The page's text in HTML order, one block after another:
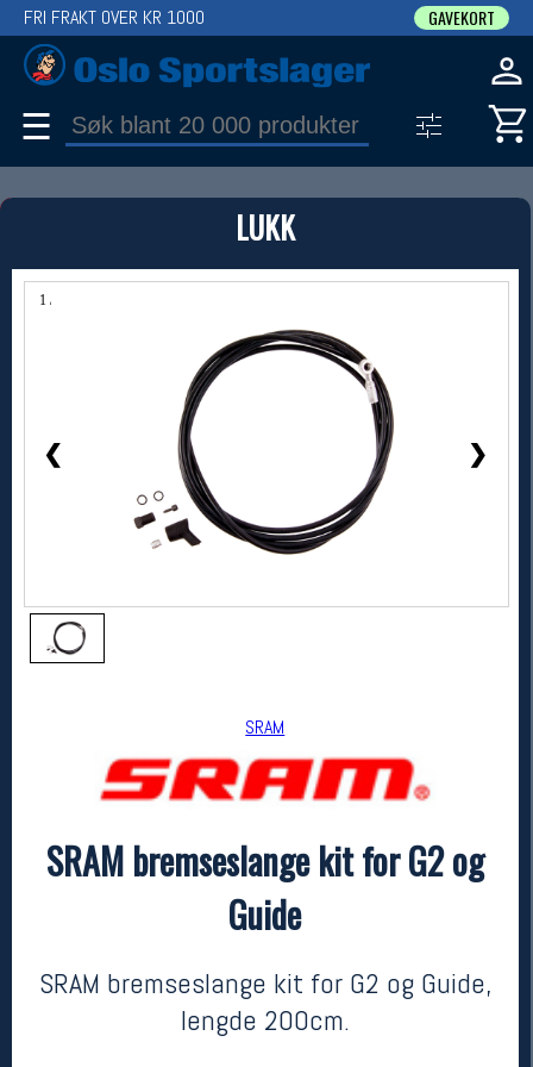
LUKK
1 / 1
❮ ❯
SRAM
SRAM bremseslange kit for G2 og
Guide
SRAM bremseslange kit for G2 og Guide,
lengde 200cm.
FRI FRAKT OVER KR 1000 GAVEKORT
☰
PRODUKT
Produkter (1)
Bruk filter til å spisse søket
SRAM
SRAM bremseslange kit for G2 og Guide
kr 569